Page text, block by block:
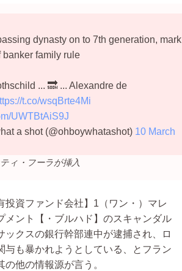
dynasty on to 7th generation,
banker family rule
... 🔜 ... Alexandre de
t.co/wsqBrte4Mi
UWTBtAiS9J
a shot (@ohboywhatashot) 10 March
ィ・フーラが挿入
投資ファンド会社】1（ワン・）マレ
メント【・ブルハド】のスキャンダル
ックスの銀行幹部連中が逮捕され、ロ
与も暴かれようとしている、とフラン
の他の情報源が言う。